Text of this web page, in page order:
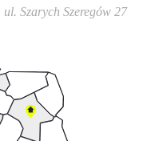
ul. Szarych Szeregów 27